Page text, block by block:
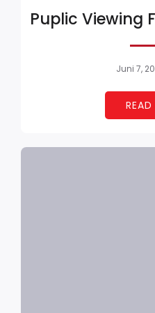
Puplic Viewing
Juni 7,